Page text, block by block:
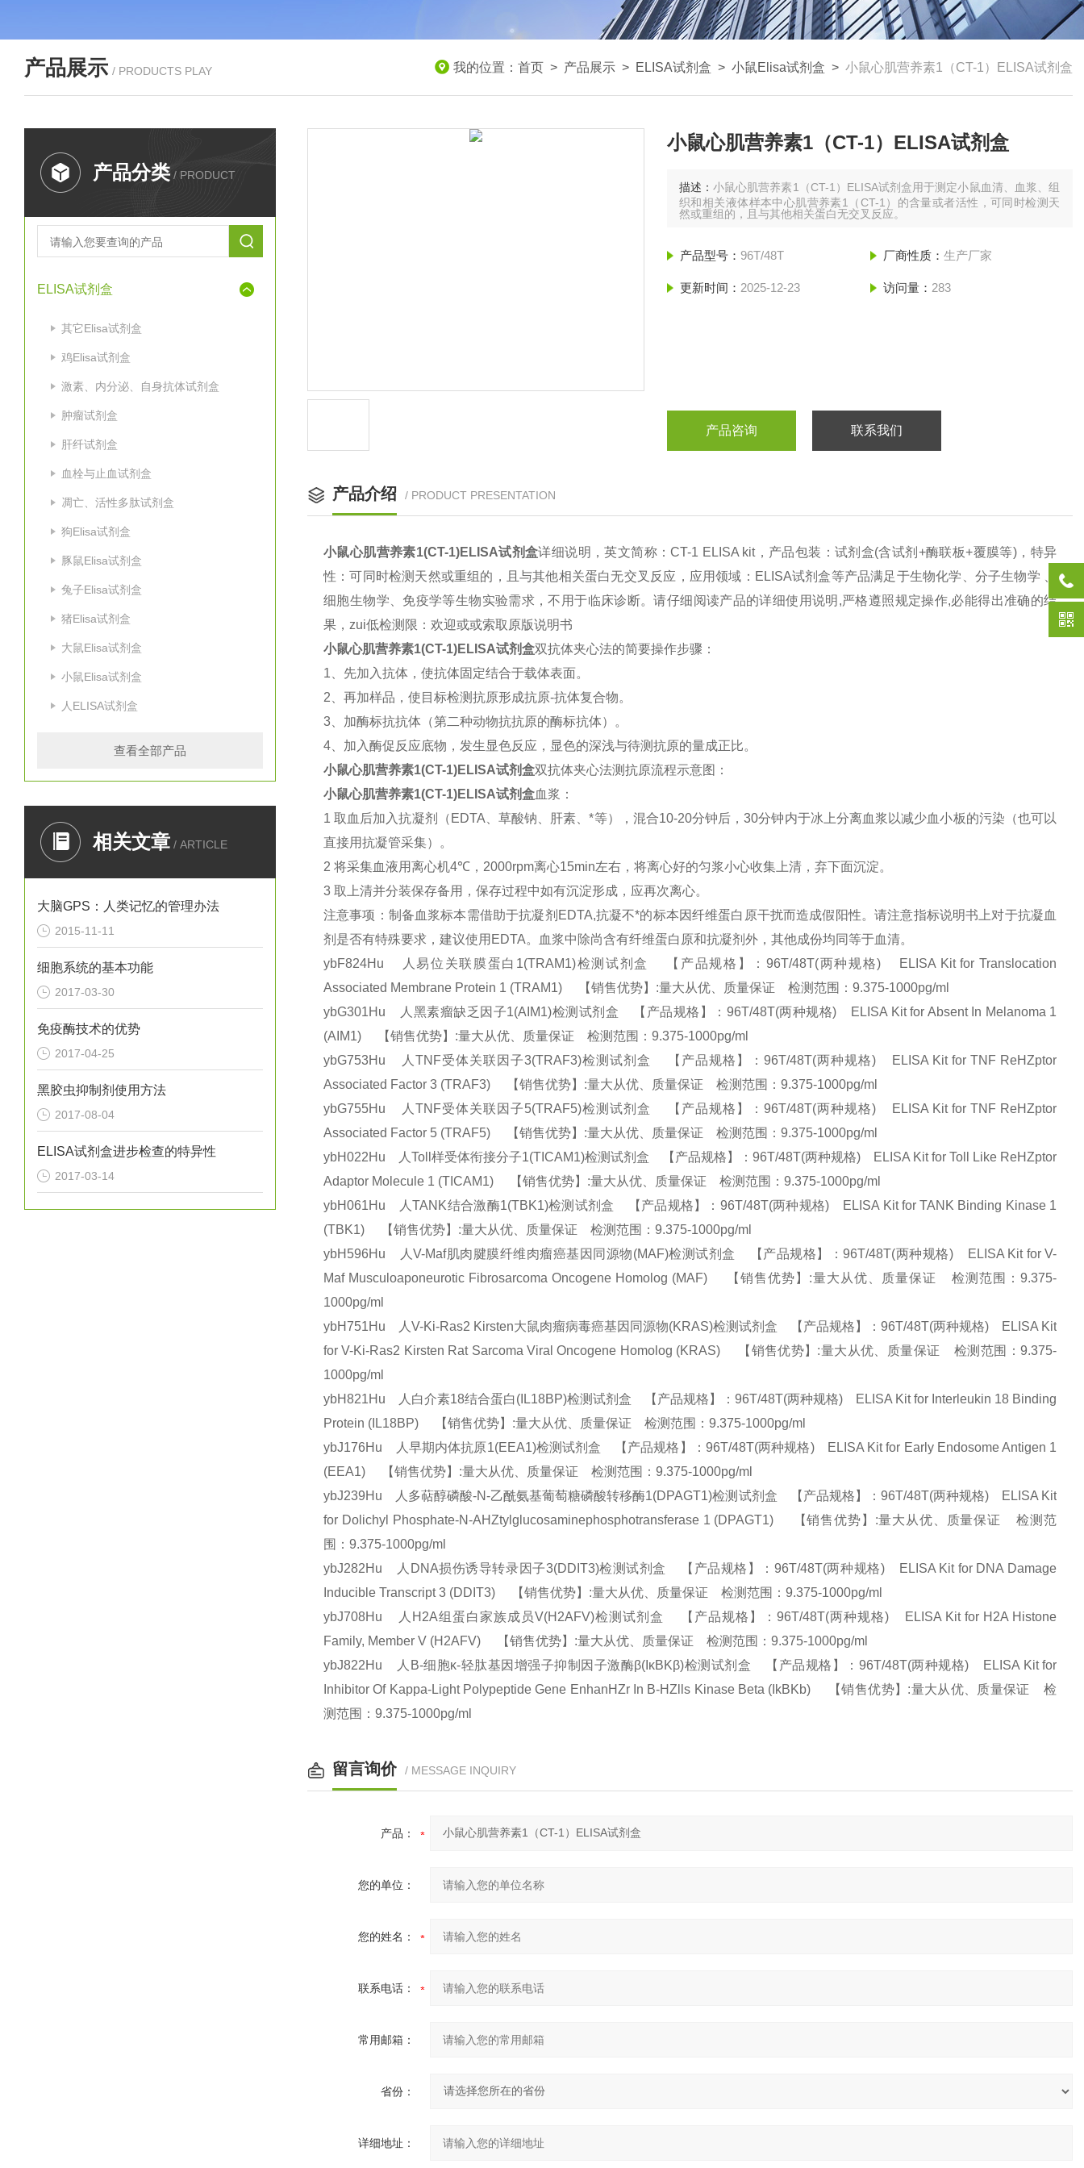
产品展示 / PRODUCTS PLAY 我的位置： 首页 > 产品展示 > ELISA试剂盒 > 小鼠Elisa试剂盒 > 小鼠心肌营养素1（CT-1）ELISA试剂盒
产品分类 / PRODUCT
ELISA试剂盒
其它Elisa试剂盒
鸡Elisa试剂盒
激素、内分泌、自身抗体试剂盒
肿瘤试剂盒
肝纤试剂盒
血栓与止血试剂盒
凋亡、活性多肽试剂盒
狗Elisa试剂盒
豚鼠Elisa试剂盒
兔子Elisa试剂盒
猪Elisa试剂盒
大鼠Elisa试剂盒
小鼠Elisa试剂盒
人ELISA试剂盒
查看全部产品
相关文章 / ARTICLE
大脑GPS：人类记忆的管理办法
2015-11-11
细胞系统的基本功能
2017-03-30
免疫酶技术的优势
2017-04-25
黑胶虫抑制剂使用方法
2017-08-04
ELISA试剂盒进步检查的特异性
2017-03-14
小鼠心肌营养素1（CT-1）ELISA试剂盒
描述：小鼠心肌营养素1（CT-1）ELISA试剂盒用于测定小鼠血清、血浆、组
织和相关液体样本中心肌营养素1（CT-1）的含量或者活性，可同时检测天
然或重组的，且与其他相关蛋白无交叉反应。
产品型号： 96T/48T 厂商性质： 生产厂家
更新时间： 2025-12-23 访问量： 283
产品咨询 联系我们
产品介绍 / PRODUCT PRESENTATION
小鼠心肌营养素1(CT-1)ELISA试剂盒详细说明，英文简称：CT-1 ELISA kit，产品包装：试剂盒(含试剂 +酶联板+覆膜等)，特异
性：可同时检测天然或重组的，且与其他相关蛋白无交叉反应，应用领域： ELISA试剂盒等产品满足于生物化学、分子生物学 、
细胞生物学、免疫学等生物实验需求，不用于临床诊断。请仔细阅读产品的详细使用说明 ,严格遵照规定操作,必能得出准确的结
果，zui低检测限：欢迎或或索取原版说明书
小鼠心肌营养素1(CT-1)ELISA试剂盒双抗体夹心法的简要操作步骤：
1 、先加入抗体，使抗体固定结合于载体表面。
2 、再加样品，使目标检测抗原形成抗原-抗体复合物。
3 、加酶标抗抗体（第二种动物抗抗原的酶标抗体）。
4 、加入酶促反应底物，发生显色反应，显色的深浅与待测抗原的量成正比。
小鼠心肌营养素1(CT-1)ELISA试剂盒双抗体夹心法测抗原流程示意图：
小鼠心肌营养素1(CT-1)ELISA试剂盒血浆：
1取血后加入抗凝剂（ EDTA 、草酸钠、肝素、*等），混合10-20分钟后，30分钟内于冰上分离血浆以减少血小板的污染（也可以
直接用抗凝管采集）。
2 将采集血液用离心机4℃， 2000rpm离心15min左右，将离心好的匀浆小心收集上清，弃下面沉淀。
3 取上清并分装保存备用，保存过程中如有沉淀形成，应再次离心。
注意事项：制备血浆标本需借助于抗凝剂 EDTA,抗凝不*的标本因纤维蛋白原干扰而造成假阳性。请注意指标说明书上对于抗凝血
剂是否有特殊要求，建议使用 EDTA。血浆中除尚含有纤维蛋白原和抗凝剂外，其他成份均同等于血清。
ybF824Hu 人易位关联膜蛋白1(TRAM1)检测试剂盒 【产品规格】：96T/48T(两种规格) ELISA Kit for Translocation
Associated Membrane Protein 1 (TRAM1) 【销售优势】:量大从优、质量保证 检测范围：9.375-1000pg/ml
ybG301Hu 人黑素瘤缺乏因子1(AIM1)检测试剂盒 【产品规格】：96T/48T(两种规格) ELISA Kit for Absent In Melanoma 1
(AIM1) 【销售优势】:量大从优、质量保证 检测范围：9.375-1000pg/ml
ybG753Hu 人TNF受体关联因子3(TRAF3)检测试剂盒 【产品规格】：96T/48T(两种规格) ELISA Kit for TNF ReHZptor
Associated Factor 3 (TRAF3) 【销售优势】:量大从优、质量保证 检测范围：9.375-1000pg/ml
ybG755Hu 人TNF受体关联因子5(TRAF5)检测试剂盒 【产品规格】：96T/48T(两种规格) ELISA Kit for TNF ReHZptor
Associated Factor 5 (TRAF5) 【销售优势】:量大从优、质量保证 检测范围：9.375-1000pg/ml
ybH022Hu 人Toll样受体衔接分子1(TICAM1)检测试剂盒 【产品规格】：96T/48T(两种规格) ELISA Kit for Toll Like ReHZptor
Adaptor Molecule 1 (TICAM1) 【销售优势】:量大从优、质量保证 检测范围：9.375-1000pg/ml
ybH061Hu 人TANK结合激酶1(TBK1)检测试剂盒 【产品规格】：96T/48T(两种规格) ELISA Kit for TANK Binding Kinase 1
(TBK1) 【销售优势】:量大从优、质量保证 检测范围：9.375-1000pg/ml
ybH596Hu 人V-Maf肌肉腱膜纤维肉瘤癌基因同源物(MAF)检测试剂盒 【产品规格】：96T/48T(两种规格) ELISA Kit for V-
Maf Musculoaponeurotic Fibrosarcoma Oncogene Homolog (MAF) 【销售优势】:量大从优、质量保证 检测范围：9.375-
1000pg/ml
ybH751Hu 人V-Ki-Ras2 Kirsten大鼠肉瘤病毒癌基因同源物(KRAS)检测试剂盒 【产品规格】：96T/48T(两种规格) ELISA Kit
for V-Ki-Ras2 Kirsten Rat Sarcoma Viral Oncogene Homolog (KRAS) 【销售优势】:量大从优、质量保证 检测范围：9.375-
1000pg/ml
ybH821Hu 人白介素18结合蛋白(IL18BP)检测试剂盒 【产品规格】：96T/48T(两种规格) ELISA Kit for Interleukin 18 Binding
Protein (IL18BP) 【销售优势】:量大从优、质量保证 检测范围：9.375-1000pg/ml
ybJ176Hu 人早期内体抗原1(EEA1)检测试剂盒 【产品规格】：96T/48T(两种规格) ELISA Kit for Early Endosome Antigen 1
(EEA1) 【销售优势】:量大从优、质量保证 检测范围：9.375-1000pg/ml
ybJ239Hu 人多萜醇磷酸-N-乙酰氨基葡萄糖磷酸转移酶1(DPAGT1)检测试剂盒 【产品规格】：96T/48T(两种规格) ELISA Kit
for Dolichyl Phosphate-N-AHZtylglucosaminephosphotransferase 1 (DPAGT1) 【销售优势】:量大从优、质量保证 检测范
围：9.375-1000pg/ml
ybJ282Hu 人DNA损伤诱导转录因子3(DDIT3)检测试剂盒 【产品规格】：96T/48T(两种规格) ELISA Kit for DNA Damage
Inducible Transcript 3 (DDIT3) 【销售优势】:量大从优、质量保证 检测范围：9.375-1000pg/ml
ybJ708Hu 人H2A组蛋白家族成员V(H2AFV)检测试剂盒 【产品规格】：96T/48T(两种规格) ELISA Kit for H2A Histone
Family, Member V (H2AFV) 【销售优势】:量大从优、质量保证 检测范围：9.375-1000pg/ml
ybJ822Hu 人B-细胞κ-轻肽基因增强子抑制因子激酶β(IκBKβ)检测试剂盒 【产品规格】：96T/48T(两种规格) ELISA Kit for
Inhibitor Of Kappa-Light Polypeptide Gene EnhanHZr In B-HZlls Kinase Beta (IkBKb) 【销售优势】:量大从优、质量保证 检
测范围：9.375-1000pg/ml
留言询价 / MESSAGE INQUIRY
产品：
您的单位：
您的姓名：
联系电话：
常用邮箱：
省份：
详细地址：